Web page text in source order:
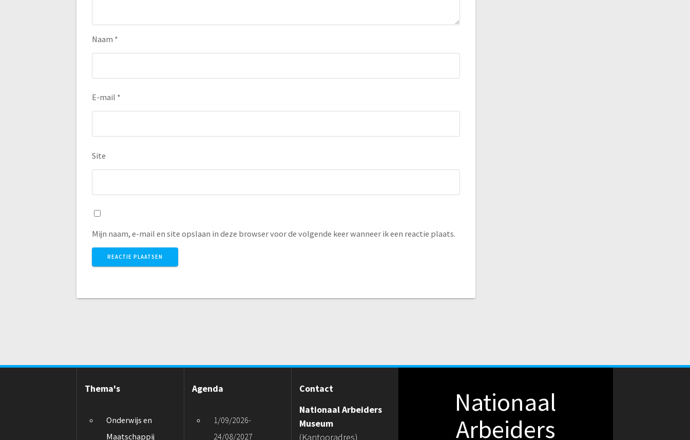
Naam *
E-mail *
Site
Mijn naam, e-mail en site opslaan in deze browser voor de volgende keer wanneer ik een reactie plaats.
Thema's
Onderwijs en
Maatschappij
Agenda
1/09/2026-
24/08/2027
Contact
Nationaal Arbeiders
Museum
(Kantooradres)
Nationaal
Arbeiders